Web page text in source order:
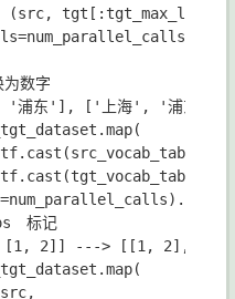
(src, tgt [: tgt_max_len
=num_parallel_calls
数字
', '浦东'], ['上海', '浦
.map(
tf. cast (src_vocab_table
tf. cast (tgt_vocab_table
=num_parallel_calls) .
　标记
[1, 2]] ---> [[1, 2],
.map(
src,